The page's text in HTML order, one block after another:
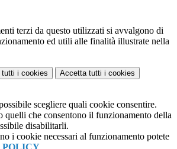
terzi da questo utilizzati si avvalgono di
ed utili alle finalità illustrate nella
tutti i cookies Accetta tutti i cookies
scegliere quali cookie consentire.
quelli che consentono il funzionamento della
disabilitarli.
i cookie necessari al funzionamento potete